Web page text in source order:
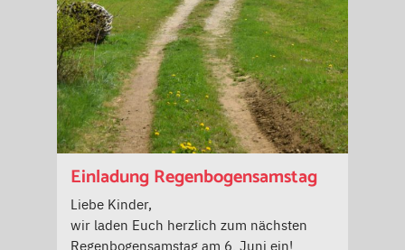
Einladung Regenbogensamstag
Liebe Kinder,
wir laden Euch herzlich zum nächsten
Regenbogensamstag am 6. Juni ein!